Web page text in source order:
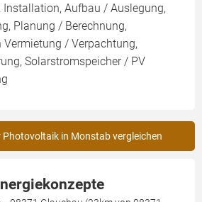
Installation, Aufbau / Auslegung,
Planung / Berechnung,
Vermietung / Verpachtung,
Solarstromspeicher / PV
in Monstab vergleichen